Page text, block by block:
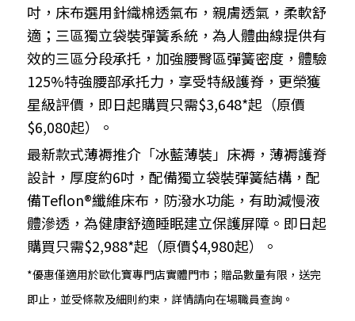
吋，床布選用針織棉透氣布，親膚透氣，柔軟舒
適；三區獨立袋裝彈簧系統，為人體曲線提供有
效的三區分段承托，加強腰臀區彈簧密度，體驗
125%特強腰部承托力，享受特級護脊，更榮獲
星級評價，即日起購買只需$3,648*起（原價
$6,080起）。
最新款式薄褥推介「冰藍薄裝」床褥，薄褥護脊
設計，厚度約6吋，配備獨立袋裝彈簧結構，配
備Teflon®纖維床布，防潑水功能，有助減慢液
體滲透，為健康舒適睡眠建立保護屏障。即日起
購買只需$2,988*起（原價$4,980起）。
*優惠僅適用於歐化寶專門店實體門市；贈品數量有限，送完
即止，並受條款及細則約束，詳情請向在場職員查詢。